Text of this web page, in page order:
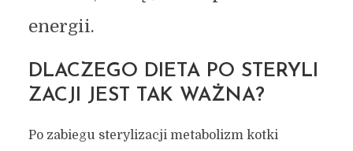
energii.
DLACZEGO DIETA PO STERYLI
ZACJI JEST TAK WAŻNA?
Po zabiegu sterylizacji metabolizm kotki